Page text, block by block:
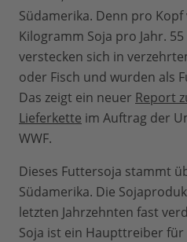
Südamerika. Denn pro
Kilogramm Soja pro Jahr.
verstecken sich in
oder Fisch und wurden als
Das zeigt ein neuer Report
Lieferkette im Auftrag der
WWF.
Dieses Futtersoja stammt
Südamerika. Die
letzten Jahrzehnten fast
Soja ist ein Haupttreiber für